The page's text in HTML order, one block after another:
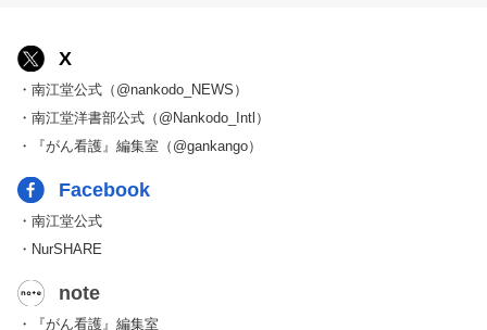
X
・南江堂公式（@nankodo_NEWS）
・南江堂洋書部公式（@Nankodo_Intl）
・『がん看護』編集室（@gankango）
Facebook
・南江堂公式
・NurSHARE
note
・『がん看護』編集室